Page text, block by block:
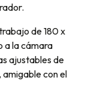
de 180 x
a la cámara
ajustables de
amigable con el